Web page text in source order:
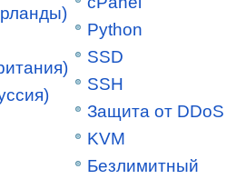
Python
SSD
SSH
Защита от DDoS
KVM
Безлимитный